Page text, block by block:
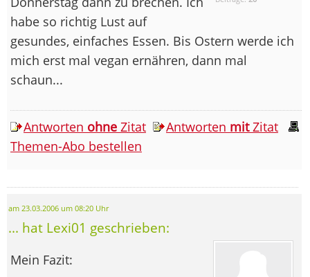
habe so richtig Lust auf
gesundes, einfaches Essen. Bis Ostern werde ich
mich erst mal vegan ernähren, dann mal
schaun...
Antworten ohne Zitat Antworten mitZitat
Themen-Abo bestellen
am 23.03.2006 um 08:20 Uhr
... hat Lexi01 geschrieben:
Mein Fazit: